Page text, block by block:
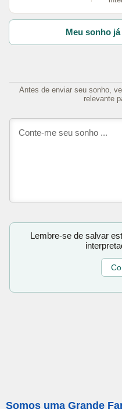
Meu sonho
Antes de enviar seu sonho,
relevante
Lembre-se de salvar
Somos uma Grande